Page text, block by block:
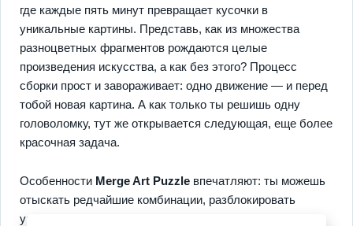
где каждые пять минут превращает кусочки в
уникальные картины. Представь, как из множества
разноцветных фрагментов рождаются целые
произведения искусства, а как без этого? Процесс
сборки прост и завораживает: одно движение — и перед
тобой новая картина. А как только ты решишь одну
головоломку, тут же открывается следующая, еще более
красочная задача.
Особенности Merge Art Puzzle впечатляют: ты можешь
отыскать редчайшие комбинации, разблокировать
уникальные коллекции и не просто созерцать, но и